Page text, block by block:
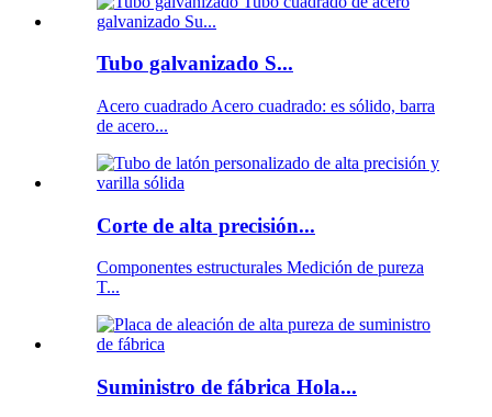
Tubo galvanizado S...
Acero cuadrado Acero cuadrado: es sólido, barra
de acero...
Corte de alta precisión...
Componentes estructurales Medición de pureza
T...
Suministro de fábrica Hola...